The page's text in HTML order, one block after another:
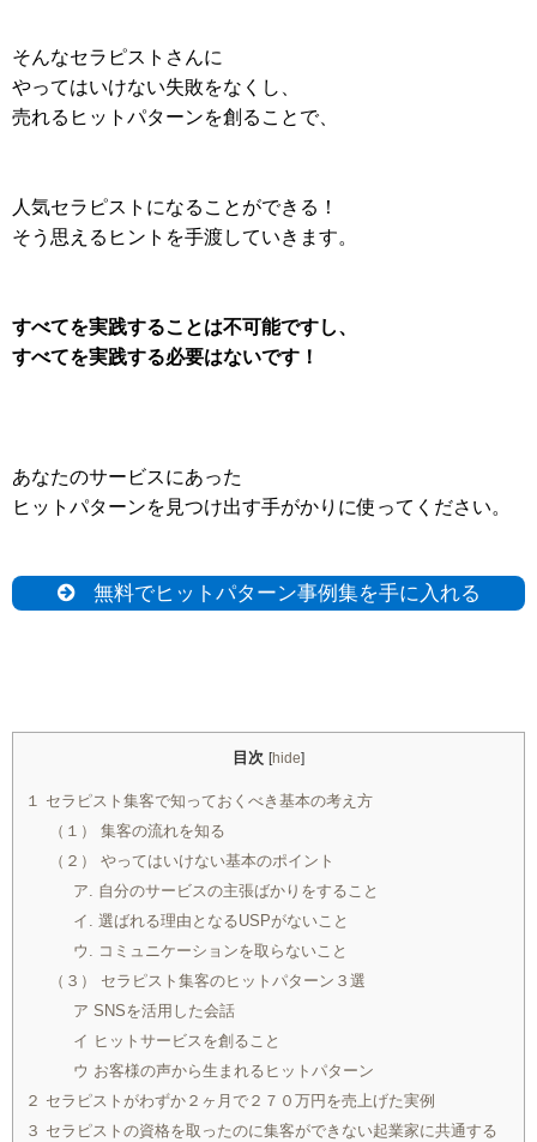
そんなセラピストさんに
やってはいけない失敗をなくし、
売れるヒットパターンを創ることで、
人気セラピストになることができる！
そう思えるヒントを手渡していきます。
すべてを実践することは不可能ですし、
すべてを実践する必要はないです！
あなたのサービスにあった
ヒットパターンを見つけ出す手がかりに使ってください。
無料でヒットパターン事例集を手に入れる
目次 [hide]
１ セラピスト集客で知っておくべき基本の考え方
（１） 集客の流れを知る
（２） やってはいけない基本のポイント
ア. 自分のサービスの主張ばかりをすること
イ. 選ばれる理由となるUSPがないこと
ウ. コミュニケーションを取らないこと
（３） セラピスト集客のヒットパターン３選
ア SNSを活用した会話
イ ヒットサービスを創ること
ウ お客様の声から生まれるヒットパターン
２ セラピストがわずか２ヶ月で２７０万円を売上げた実例
３ セラピストの資格を取ったのに集客ができない起業家に共通する